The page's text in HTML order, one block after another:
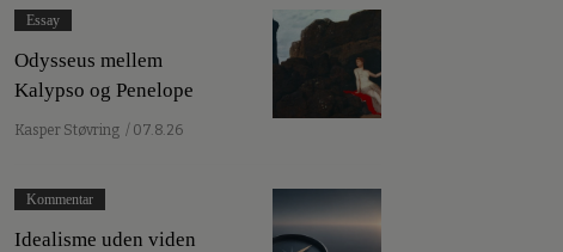
Essay
Odysseus mellem
Kalypso og Penelope
Kasper Støvring / 07.8.26
Kommentar
Idealisme uden viden